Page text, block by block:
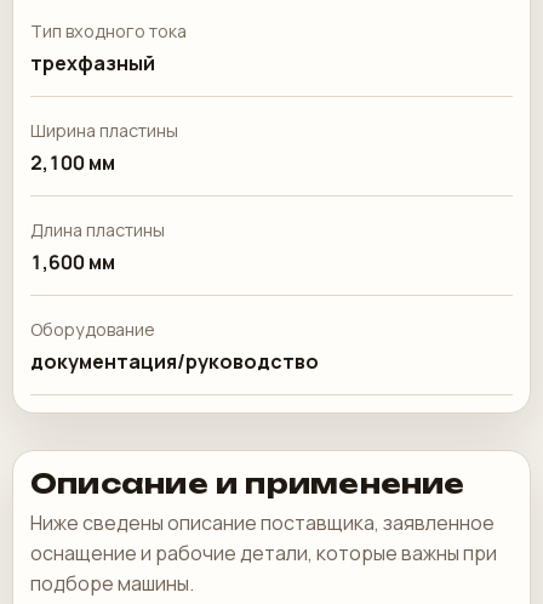
Тип входного тока
трехфазный
Ширина пластины
2,100 мм
Длина пластины
1,600 мм
Оборудование
документация/руководство
Описание и применение
Ниже сведены описание поставщика, заявленное
оснащение и рабочие детали, которые важны при
подборе машины.